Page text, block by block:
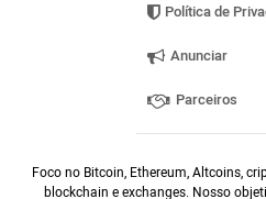
Política de
Anunciar
Parceiros
Foco no Bitcoin, Ethereum, Altcoins,
blockchain e exchanges. Nosso